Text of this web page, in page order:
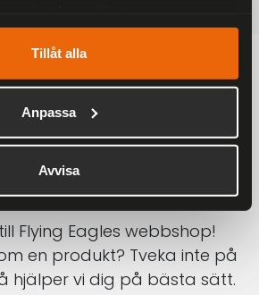
Tillåt alla
Anpassa
Avvisa
Flying Eagles webbshop!
en produkt? Tveka inte på
hjälper vi dig på bästa sätt.